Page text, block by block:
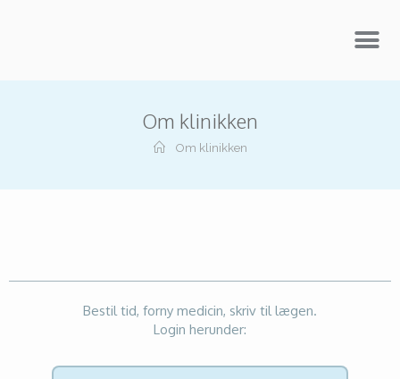
Om klinikken
Om klinikken
Bestil tid, forny medicin, skriv til lægen.
Login herunder: